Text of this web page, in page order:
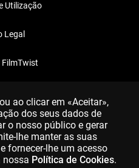
Utilização
Legal
FilmTwist
ao clicar em «Aceitar»,
dos seus dados de
o nosso público e gerar
lhe manter as suas
fornecer-lhe um acesso
nossa Política de Cookies.